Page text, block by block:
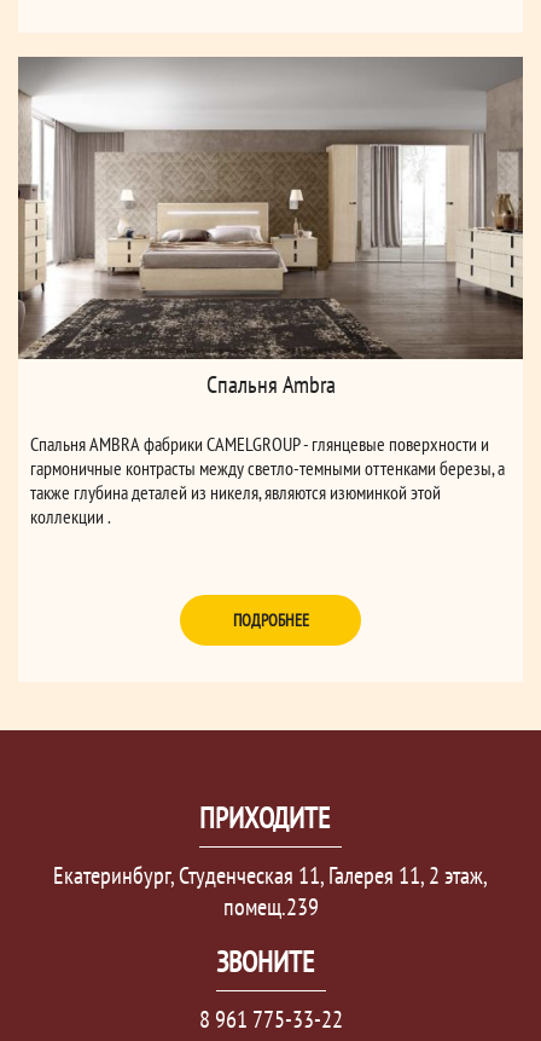
Спальня Ambra
Спальня AMBRA фабрики СAMELGROUP - глянцевые поверхности и
гармоничные контрасты между светло-темными оттенками березы, а
также глубина деталей из никеля, являются изюминкой этой
коллекции .
ПОДРОБНЕЕ
ПРИХОДИТЕ
Екатеринбург, Студенческая 11, Галерея 11, 2 этаж,
помещ.239
ЗВОНИТЕ
8 961 775-33-22